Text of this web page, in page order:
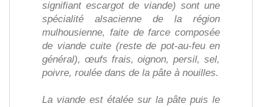
signifiant escargot de viande) sont une
spécialité alsacienne de la région
mulhousienne, faite de farce composée
de viande cuite (reste de pot-au-feu en
général), œufs frais, oignon, persil, sel,
poivre, roulée dans de la pâte à nouilles.
La viande est étalée sur la pâte puis le